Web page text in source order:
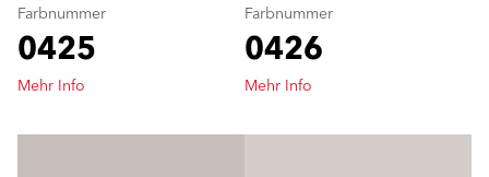
Farbnummer
0425
Mehr Info
Farbnummer
0426
Mehr Info